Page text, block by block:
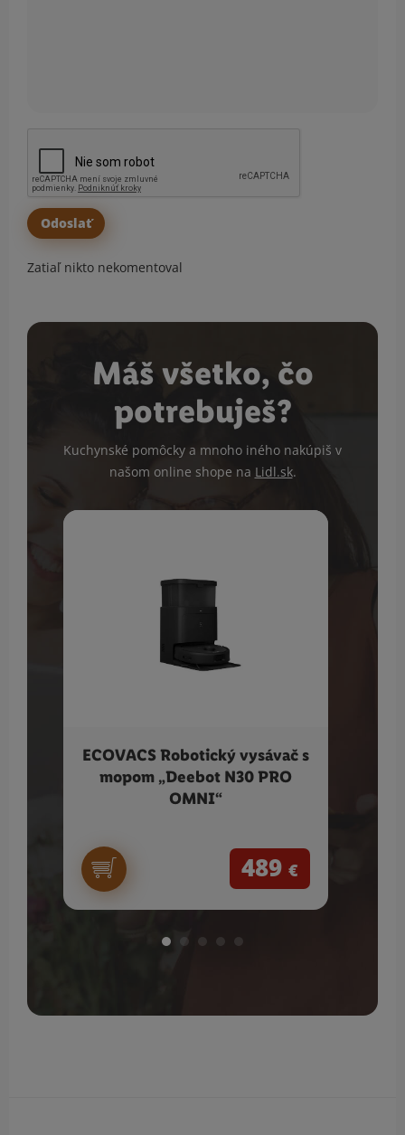
Zatiaľ nikto nekomentoval
Máš všetko, čo
potrebuješ?
Kuchynské pomôcky a mnoho iného nakúpiš v
našom online shope na Lidl.sk.
ECOVACS Robotický vysávač s
mopom „Deebot N30 PRO
OMNI“
489 €